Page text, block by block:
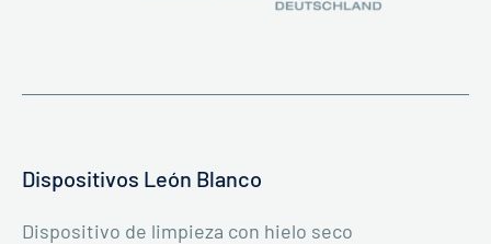
Dispositivos León Blanco
Dispositivo de limpieza con hielo seco